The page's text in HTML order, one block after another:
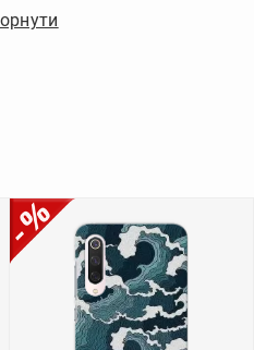
з пластику з силіконовими
з силіконовими бортами
дуже корисний аксесуар, який
зберегти його цінність і